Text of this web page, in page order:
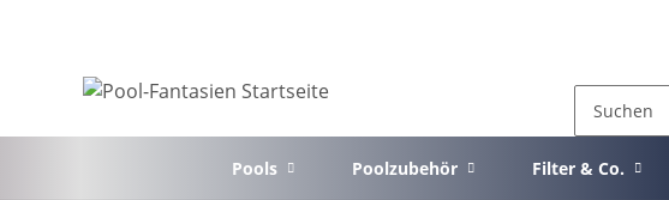
Pools Poolzubehör Filter & Co.